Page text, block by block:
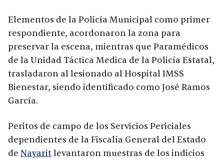
Elementos de la Policía Municipal como primer
respondiente, acordonaron la zona para
preservar la escena, mientras que Paramédicos
de la Unidad Táctica Medica de la Policía Estatal,
trasladaron al lesionado al Hospital IMSS
Bienestar, siendo identificado como José Ramos
García.
Peritos de campo de los Servicios Periciales
dependientes de la Fiscalía General del Estado
de Nayaritlevantaron muestras de los indicios